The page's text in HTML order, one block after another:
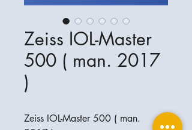
Zeiss IOL-Master
500 ( man. 2017
)
Zeiss IOL-Master 500 ( man.